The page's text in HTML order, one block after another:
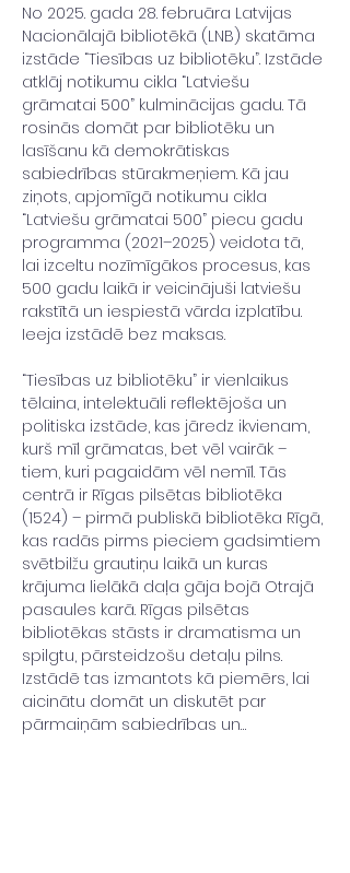
No 2025. gada 28. februāra Latvijas
Nacionālajā bibliotēkā (LNB) skatāma
izstāde “Tiesības uz bibliotēku”. Izstāde
atklāj notikumu cikla “Latviešu
grāmatai 500” kulminācijas gadu. Tā
rosinās domāt par bibliotēku un
lasīšanu kā demokrātiskas
sabiedrības stūrakmeņiem. Kā jau
ziņots, apjomīgā notikumu cikla
“Latviešu grāmatai 500” piecu gadu
programma (2021–2025) veidota tā,
lai izceltu nozīmīgākos procesus, kas
500 gadu laikā ir veicinājuši latviešu
rakstītā un iespiestā vārda izplatību.
Ieeja izstādē bez maksas.
“Tiesības uz bibliotēku” ir vienlaikus
tēlaina, intelektuāli reflektējoša un
politiska izstāde, kas jāredz ikvienam,
kurš mīl grāmatas, bet vēl vairāk –
tiem, kuri pagaidām vēl nemīl. Tās
centrā ir Rīgas pilsētas bibliotēka
(1524) – pirmā publiskā bibliotēka Rīgā,
kas radās pirms pieciem gadsimtiem
svētbilžu grautiņu laikā un kuras
krājuma lielākā daļa gāja bojā Otrajā
pasaules karā. Rīgas pilsētas
bibliotēkas stāsts ir dramatisma un
spilgtu, pārsteidzošu detaļu pilns.
Izstādē tas izmantots kā piemērs, lai
aicinātu domāt un diskutēt par
pārmaiņām sabiedrības un…